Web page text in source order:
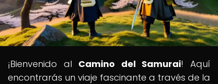
¡Bienvenido al Camino del Samurai! Aquí
encontrarás un viaje fascinante a través de la